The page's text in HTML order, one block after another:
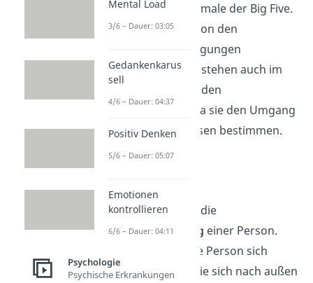
Persönlichkeitsmerkmale der Big Five.
Diese sind zum Teil von den
genetischen Veranlagungen
beeinflusst. Aber sie stehen auch im
Zusammenhang mit den
Umwelteinflüssen, da sie den Umgang
mit externen Einflüssen bestimmen.
Zum Erleben gehört die
Selbstwahrnehmung einer Person.
Welche Identität eine Person sich
selbst gibt und wie sie sich nach außen
Mental Load
3/6 – Dauer: 03:05
Gedankenkarus
sell
4/6 – Dauer: 04:37
Positiv Denken
5/6 – Dauer: 05:07
Emotionen
kontrollieren
6/6 – Dauer: 04:11
Psychologie
Psychische Erkrankungen